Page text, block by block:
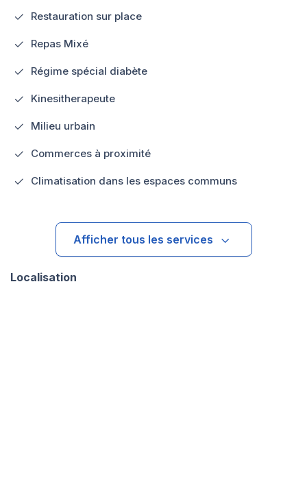
Restauration sur place
Repas Mixé
Régime spécial diabète
Kinesitherapeute
Milieu urbain
Commerces à proximité
Climatisation dans les espaces communs
Afficher tous les services
Localisation